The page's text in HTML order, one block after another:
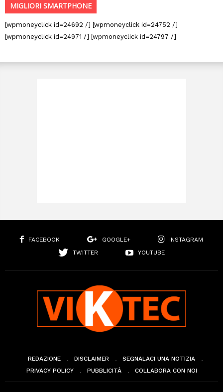
MIGLIORI SMARTPHONE
[wpmoneyclick id=24692 /] [wpmoneyclick id=24752 /]
[wpmoneyclick id=24971 /] [wpmoneyclick id=24797 /]
FACEBOOK GOOGLE+
INSTAGRAM
TWITTER
YOUTUBE
REDAZIONE DISCLAIMER
SEGNALACI UNA NOTIZIA
PRIVACY POLICY
PUBBLICITÀ COLLABORA CON NOI